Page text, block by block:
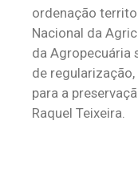
ordenação
Nacional da
da Agropecuária
de
para a
Raquel Teixeira.